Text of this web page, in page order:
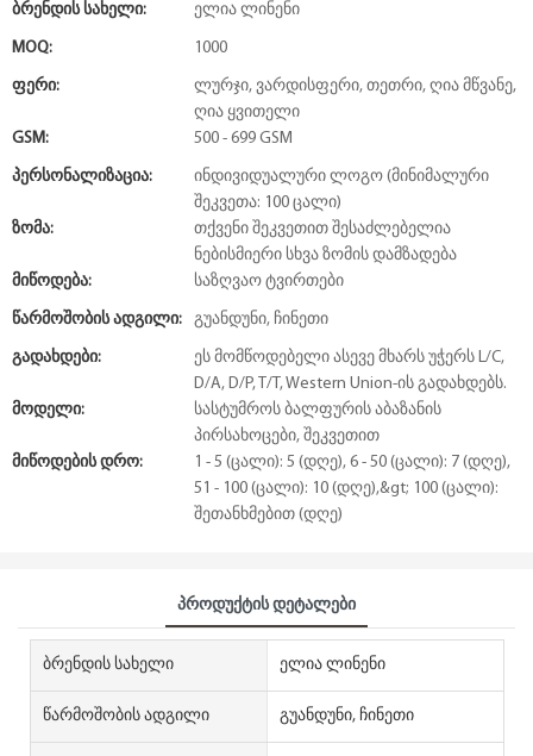
Ბრენდის Სახელი: ელია ლინენი
MOQ: 1000
Ფერი:
ლურჯი, ვარდისფერი, თეთრი, ღია მწვანე,
ღია ყვითელი
GSM:
500 - 699 GSM
Პერსონალიზაცია:
ინდივიდუალური ლოგო (მინიმალური
შეკვეთა: 100 ცალი)
Ზომა:
თქვენი შეკვეთით შესაძლებელია
ნებისმიერი სხვა ზომის დამზადება
Მიწოდება:
საზღვაო ტვირთები
Წარმოშობის Ადგილი: გუანდუნი, ჩინეთი
Გადახდები:
ეს მომწოდებელი ასევე მხარს უჭერს L/C,
D/A, D/P, T/T, Western Union-ის გადახდებს.
Მოდელი:
სასტუმროს ბალფურის აბაზანის
პირსახოცები, შეკვეთით
Მიწოდების Დრო:
1 - 5 (ცალი): 5 (დღე), 6 - 50 (ცალი): 7 (დღე),
51 - 100 (ცალი): 10 (დღე),&gt; 100 (ცალი):
შეთანხმებით (დღე)
Პროდუქტის Დეტალები
Ბრენდის Სახელი ელია ლინენი
Წარმოშობის Ადგილი გუანდუნი, ჩინეთი